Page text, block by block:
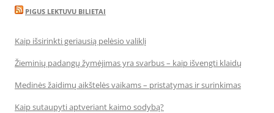
PIGUS LEKTUVU BILIETAI
Kaip išsirinkti geriausią pelėsio valiklį
Žieminių padangų žymėjimas yra svarbus – kaip išvengti klaidų
Medinės žaidimų aikštelės vaikams – pristatymas ir surinkimas
Kaip sutaupyti aptveriant kaimo sodybą?